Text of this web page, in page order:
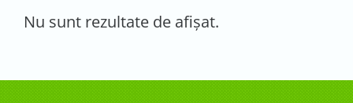
Nu sunt rezultate de afişat.